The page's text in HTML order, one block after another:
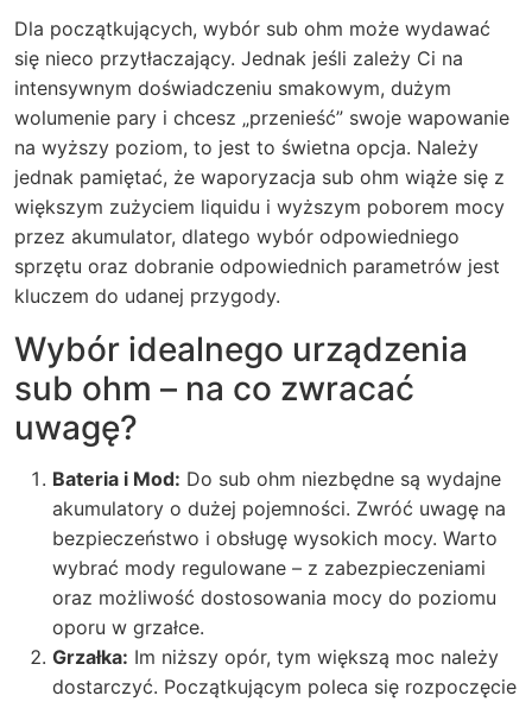
Dla początkujących, wybór sub ohm może wydawać
się nieco przytłaczający. Jednak jeśli zależy Ci na
intensywnym doświadczeniu smakowym, dużym
wolumenie pary i chcesz „przenieść” swoje wapowanie
na wyższy poziom, to jest to świetna opcja. Należy
jednak pamiętać, że waporyzacja sub ohm wiąże się z
większym zużyciem liquidu i wyższym poborem mocy
przez akumulator, dlatego wybór odpowiedniego
sprzętu oraz dobranie odpowiednich parametrów jest
kluczem do udanej przygody.
Wybór idealnego urządzenia
sub ohm – na co zwracać
uwagę?
Bateria i Mod: Do sub ohm niezbędne są wydajne
akumulatory o dużej pojemności. Zwróć uwagę na
bezpieczeństwo i obsługę wysokich mocy. Warto
wybrać mody regulowane – z zabezpieczeniami
oraz możliwość dostosowania mocy do poziomu
oporu w grzałce.
Grzałka: Im niższy opór, tym większą moc należy
dostarczyć. Początkującym poleca się rozpoczęcie